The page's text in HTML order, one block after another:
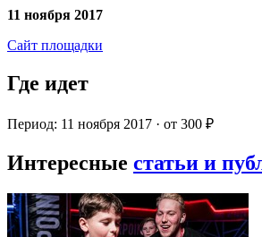
11 ноября 2017
Сайт площадки
Где идет
Период: 11 ноября 2017 · от 300 ₽
Интересные статьи и